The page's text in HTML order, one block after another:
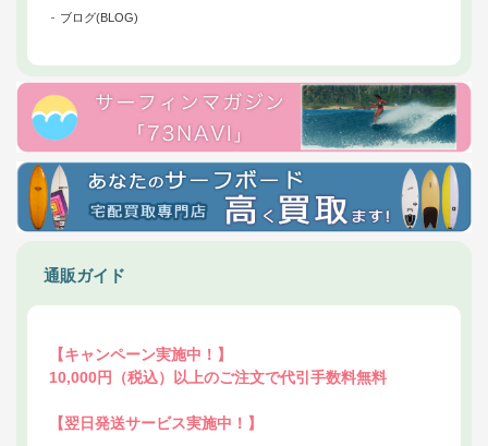
ブログ(BLOG)
通販ガイド
【キャンペーン実施中！】
10,000円（税込）以上のご注文で代引手数料無料
【翌日発送サービス実施中！】